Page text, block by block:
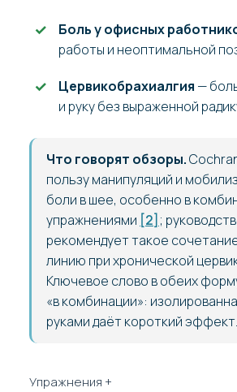
Боль у офисных
работы и неоптимальной
Цервикобрахиалгия —
и руку без выраженной
Что говорят обзоры.
пользу манипуляций и
боли в шее, особенно в
упражнениями [2] ;
рекомендует такое
линию при хронической
Ключевое слово в обеих
«в комбинации»:
руками даёт короткий эффект.
Упражнения +